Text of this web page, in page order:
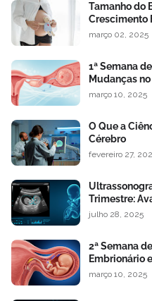
Tamanho do
Crescimento
março 02, 2025
1ª Semana
Mudanças
março 10, 2025
O Que a
Cérebro
fevereiro 27,
Trimestre:
julho 28, 2025
2ª Semana
Embrionário
março 10, 2025